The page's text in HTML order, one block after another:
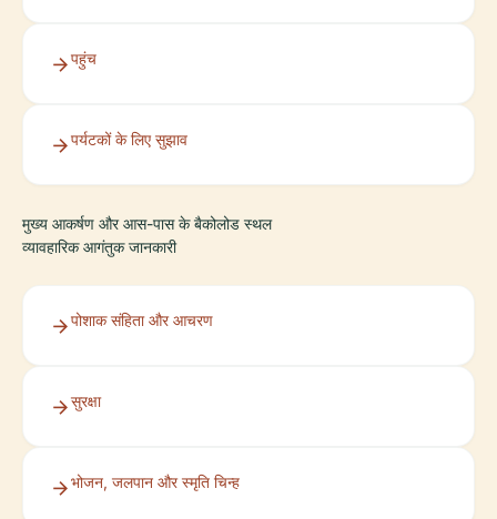
पहुंच
पर्यटकों के लिए सुझाव
मुख्य आकर्षण और आस-पास के बैकोलोड स्थल
व्यावहारिक आगंतुक जानकारी
पोशाक संहिता और आचरण
सुरक्षा
भोजन, जलपान और स्मृति चिन्ह